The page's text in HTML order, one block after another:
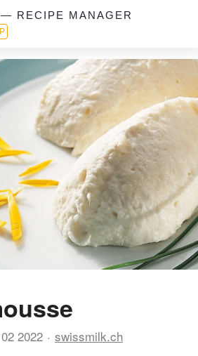
RECIPE MANAGER
2022 swissmilk.ch